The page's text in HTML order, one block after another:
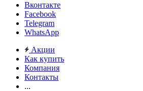
Вконтакте
Facebook
Telegram
WhatsApp
Акции
Как купить
Компания
Контакты
...